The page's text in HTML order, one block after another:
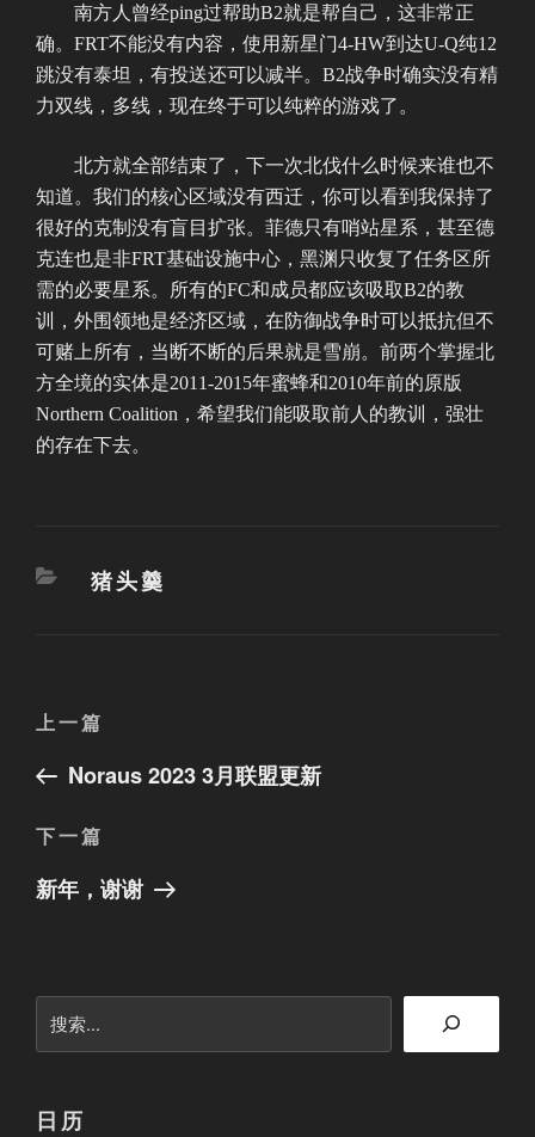
南方人曾经ping过帮助B2就是帮自己，这非常正
确。FRT不能没有内容，使用新星门4-HW到达U-Q纯12
跳没有泰坦，有投送还可以减半。B2战争时确实没有精
力双线，多线，现在终于可以纯粹的游戏了。
北方就全部结束了，下一次北伐什么时候来谁也不
知道。我们的核心区域没有西迁，你可以看到我保持了
很好的克制没有盲目扩张。菲德只有哨站星系，甚至德
克连也是非FRT基础设施中心，黑渊只收复了任务区所
需的必要星系。所有的FC和成员都应该吸取B2的教
训，外围领地是经济区域，在防御战争时可以抵抗但不
可赌上所有，当断不断的后果就是雪崩。前两个掌握北
方全境的实体是2011-2015年蜜蜂和2010年前的原版
Northern Coalition，希望我们能吸取前人的教训，强壮
的存在下去。
分
猪头羹
文
导
航
上
篇
章
上一篇
Noraus 2023 3月联盟更新
下
篇
下一篇
新年，谢谢
索
日历